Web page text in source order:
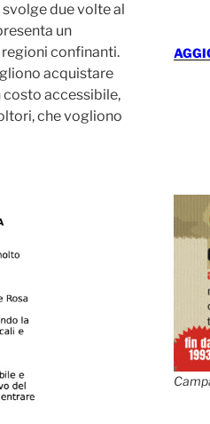
due volte al
un
confinanti.
acquistare
costo accessibile,
che vogliono